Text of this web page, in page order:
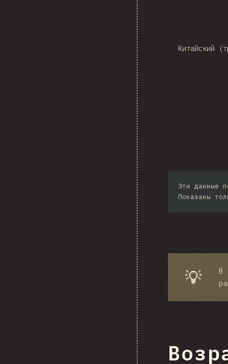
Китайский
Эти данные
Показаны
💡
В